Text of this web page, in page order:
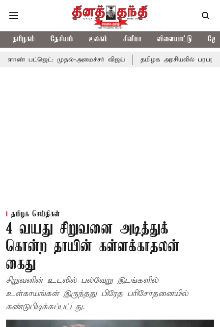
தமிழகம் தேசியம் உலகம் சினிமா விளையாட்டு
முதல்-அமைச்சர் விஜய் தமிழக அரசியலில் பரபரப்பு;
தமிழக செய்திகள்
4 வயது சிறுவனை அடித்துக்
கொன்ற தாயின் கள்ளக்காதலன்
கைது
சிறுவனின் உடலில் பல்வேறு இடங்களில்
உள்காயங்கள் இருந்தது பிரேத பரிசோதனையில்
கண்டுபிடிக்கப்பட்டது.